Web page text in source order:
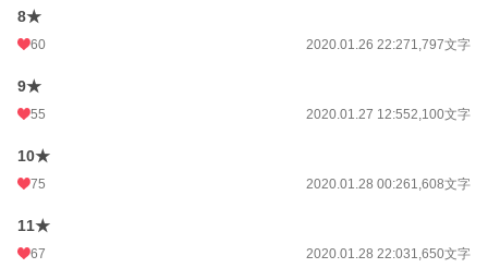
8★
60 2020.01.26 22:271,797文字
9★
55 2020.01.27 12:552,100文字
10★
75 2020.01.28 00:261,608文字
11★
67 2020.01.28 22:031,650文字